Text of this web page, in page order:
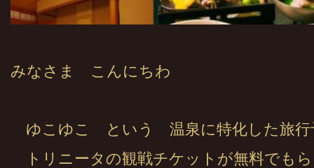
みなさま こんにちわ
ゆこゆこ という 温泉に特化した旅行
トリニータの観戦チケットが無料でも